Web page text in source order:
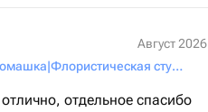
Август 2026
Ромашка|Флористическая студия
отдельное спасибо